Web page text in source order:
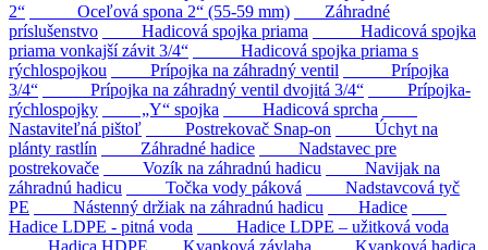
2“
Oceľová spona 2“ (55-59 mm)
Záhradné
príslušenstvo
Hadicová spojka priama
Hadicová spojka
priama vonkajší závit 3/4“
Hadicová spojka priama s
rýchlospojkou
Prípojka na záhradný ventil
Prípojka
3/4“
Prípojka na záhradný ventil dvojitá 3/4“
Prípojka-
rýchlospojky
„Y“ spojka
Hadicová sprcha
Nastaviteľná pištoľ
Postrekovač Snap-on
Úchyt na
plánty rastlín
Záhradné hadice
Nadstavec pre
postrekovače
Vozík na záhradnú hadicu
Navijak na
záhradnú hadicu
Točka vody páková
Nadstavcová tyč
PE
Nástenný držiak na záhradnú hadicu
Hadice
Hadice LDPE - pitná voda
Hadice LDPE – užitková voda
Hadica HDPE
Kvapková závlaha Kvapková hadica